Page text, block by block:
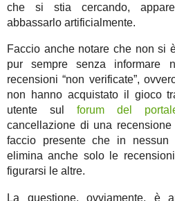
che si stia cercando,
abbassarlo artificialmente.
Faccio anche notare che non si
pur sempre senza informare
recensioni “non verificate”,
non hanno acquistato il gioco
utente sul forum del
cancellazione di una
faccio presente che in nessun
elimina anche solo le
figurarsi le altre.
La questione, ovviamente, è